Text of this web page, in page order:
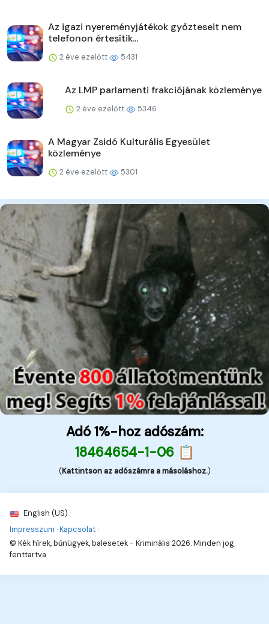
Az igazi nyereményjátékok győzteseit nem
telefonon értesítik...
2 éve ezelőtt 5431
Az LMP parlamenti frakciójának közleménye
2 éve ezelőtt 5346
A Magyar Zsidó Kulturális Egyesület
közleménye
2 éve ezelőtt 5301
Adó 1%-hoz adószám:
18464654-1-06 📋
(Kattintson az adószámra a másoláshoz.)
English (US)
Impresszum ·Kapcsolat ·
© Kék hírek, bűnügyek, balesetek - Kriminális 2026. Minden jog
fenttartva